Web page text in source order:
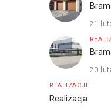
21
20
REALIZACJE
Realizacja